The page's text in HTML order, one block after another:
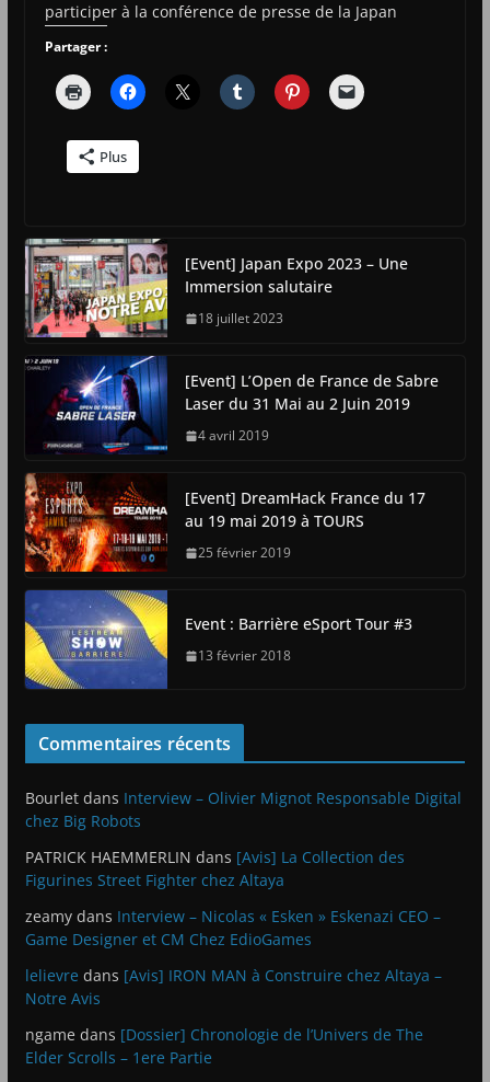
participer à la conférence de presse de la Japan
Partager :
Plus
[Event] Japan Expo 2023 – Une
Immersion salutaire
18 juillet 2023
[Event] L’Open de France de Sabre
Laser du 31 Mai au 2 Juin 2019
4 avril 2019
[Event] DreamHack France du 17
au 19 mai 2019 à TOURS
25 février 2019
Event : Barrière eSport Tour #3
13 février 2018
Commentaires récents
Bourletdans Interview – Olivier Mignot Responsable Digital
chez Big Robots
PATRICK HAEMMERLIN dans [Avis] La Collection des
Figurines Street Fighter chez Altaya
zeamydans Interview – Nicolas « Esken » Eskenazi CEO –
Game Designer et CM Chez EdioGames
lelievre dans [Avis] IRON MAN à Construire chez Altaya –
Notre Avis
ngame dans [Dossier] Chronologie de l’Univers de The
Elder Scrolls – 1ere Partie